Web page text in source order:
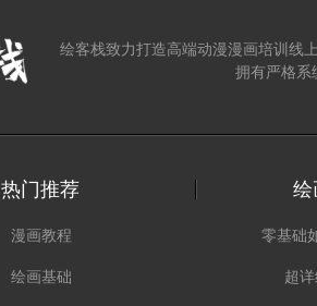
绘客栈致力打造高端动漫漫画培训线
拥有严格系
热门推荐
漫画教程
绘画基础
绘
零基础
超